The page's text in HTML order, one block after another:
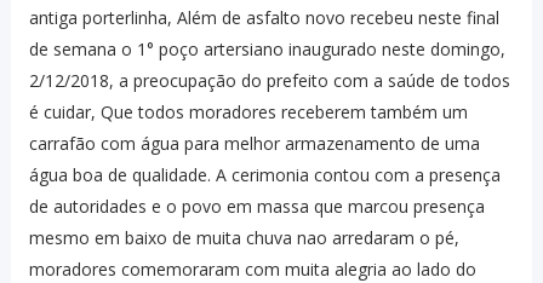
antiga porterlinha, Além de asfalto novo recebeu neste final
de semana o 1° poço artersiano inaugurado neste domingo,
2/12/2018, a preocupação do prefeito com a saúde de todos
é cuidar, Que todos moradores receberem também um
carrafão com água para melhor armazenamento de uma
água boa de qualidade. A cerimonia contou com a presença
de autoridades e o povo em massa que marcou presença
mesmo em baixo de muita chuva nao arredaram o pé,
moradores comemoraram com muita alegria ao lado do